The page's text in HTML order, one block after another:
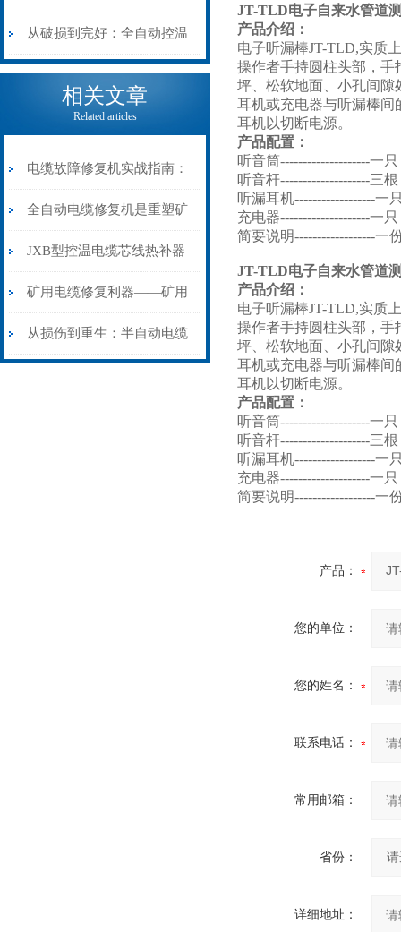
机械密码
从入门到精通
从破损到完好：全自动控温
电缆热补机的核心价值
相关文章
Related articles
电缆故障修复机实战指南：
从“盲测”到“精确定点”的三
步作业法
全自动电缆修复机是重塑矿
山电力动脉的“智能外科医
生”
JXB型控温电缆芯线热补器
安装与接线：精准修复的工
艺基石
矿用电缆修复利器——矿用
电缆热补机智能控温，安全
从损伤到重生：半自动电缆
JT-TLD电子自来水管道
产品介绍：
电子听漏棒JT-TLD,实质
操作者手持圆柱头部，
坪、松软地面、小孔间隙
耳机或充电器与听漏棒间
耳机以切断电源。
产品配置：
听音筒--------------------一只
听音杆--------------------三根
听漏耳机------------------一
充电器--------------------一只
简要说明------------------一
JT-TLD电子自来水管道
产品介绍：
电子听漏棒JT-TLD,实质
操作者手持圆柱头部，
坪、松软地面、小孔间隙
耳机或充电器与听漏棒间
耳机以切断电源。
产品配置：
听音筒--------------------一只
听音杆--------------------三根
听漏耳机------------------一
充电器--------------------一只
简要说明------------------一
产品：
您的单位：
您的姓名：
联系电话：
常用邮箱：
省份：
详细地址：